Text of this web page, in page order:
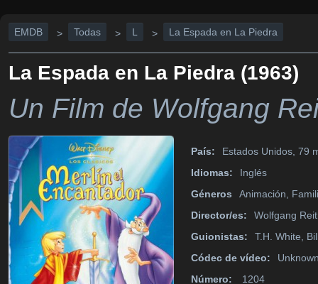
EMDB > Todas > L > La Espada en La Piedra
La Espada en La Piedra (1963)
Un Film de Wolfgang
País:
Estados Unidos, 79
Idiomas:
Inglés
Géneros
Animación,
Director/es:
Wolfgang
Guionistas:
T.H. White,
Códec de vídeo:
Número:
1204